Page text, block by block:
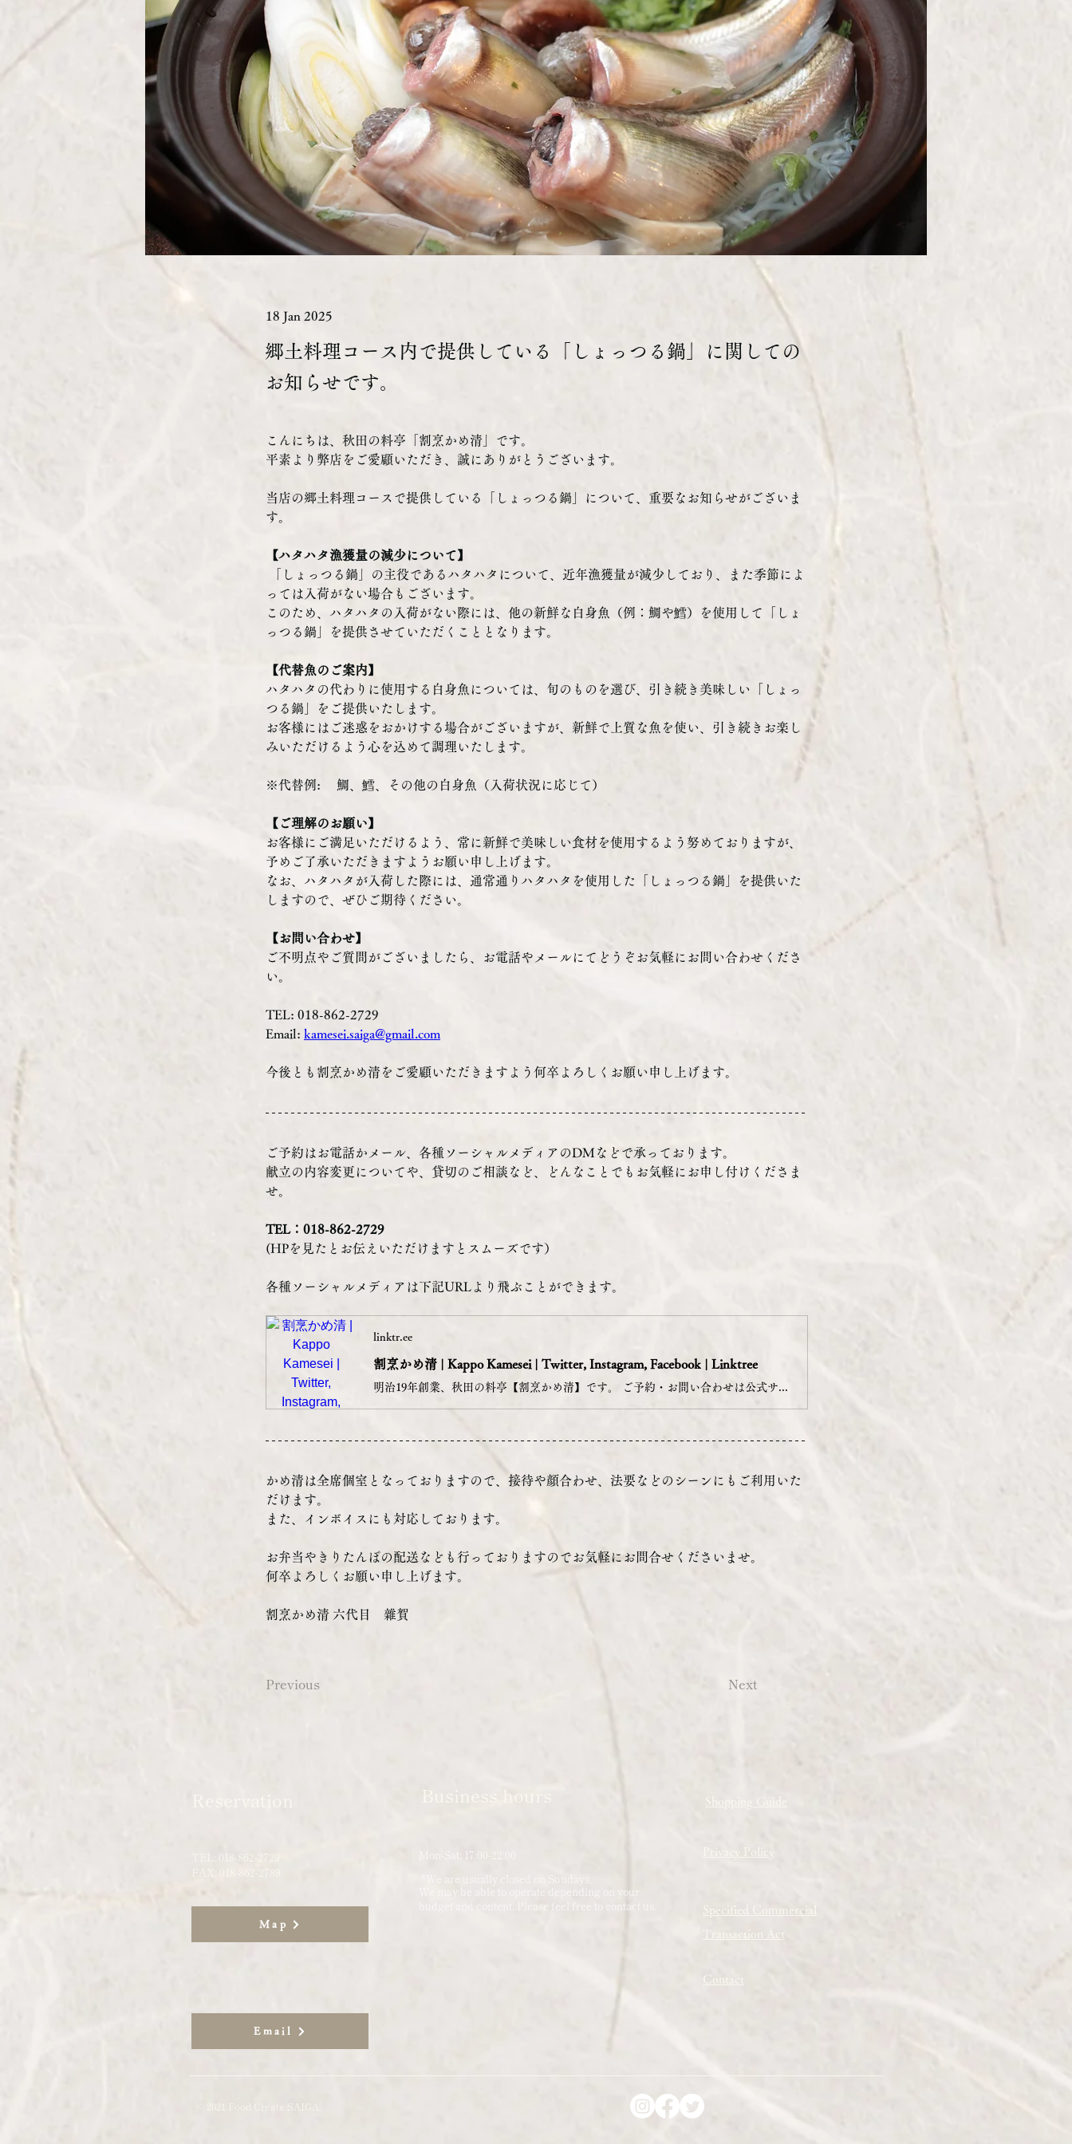
18 Jan 2025
郷土料理コース内で提供している「しょっつる鍋」に関しての
お知らせです。
こんにちは、秋田の料亭「割烹かめ清」です。
平素より弊店をご愛顧いただき、誠にありがとうございます。
当店の郷土料理コースで提供している「しょっつる鍋」について、重要なお知らせがございま
す。
【ハタハタ漁獲量の減少について】
っては入荷がない場合もございます。
このため、ハタハタの入荷がない際には、他の新鮮な白身魚（例：鯛や鱈）を使用して「しょ
っつる鍋」を提供させていただくこととなります。
【代替魚のご案内】
ハタハタの代わりに使用する白身魚については、旬のものを選び、引き続き美味しい「しょっ
つる鍋」をご提供いたします。
お客様にはご迷惑をおかけする場合がございますが、新鮮で上質な魚を使い、引き続きお楽し
みいただけるよう心を込めて調理いたします。
※代替例:　 鯛、鱈、その他の白身魚（入荷状況に応じて）
【ご理解のお願い】
お客様にご満足いただけるよう、常に新鮮で美味しい食材を使用するよう努めておりますが、
予めご了承いただきますようお願い申し上げます。
なお、ハタハタが入荷した際には、通常通りハタハタを使用した「しょっつる鍋」を提供いた
しますので、ぜひご期待ください。
【お問い合わせ】
ご不明点やご質問がございましたら、お電話やメールにてどうぞお気軽にお問い合わせくださ
い。
TEL: 018-862-2729
Email: kamesei.saiga@gmail.com
今後とも割烹かめ清をご愛顧いただきますよう何卒よろしくお願い申し上げます。
ご予約はお電話かメール、各種ソーシャルメディアのDMなどで承っております。
献立の内容変更についてや、貸切のご相談など、どんなことでもお気軽にお申し付けくださま
せ。
TEL：018-862-2729
(HPを見たとお伝えいただけますとスムーズです）
各種ソーシャルメディアは下記URLより飛ぶことができます。
linktr.ee
割烹かめ清 | Kappo Kamesei | Twitter, Instagram, Facebook | Linktree
明治19年創業、秋田の料亭【割烹かめ清】です。 ご予約・お問い合わせは公式サイトかDMよりお願いいたします。
かめ清は全席個室となっておりますので、接待や顔合わせ、法要などのシーンにもご利用いた
だけます。
また、インボイスにも対応しております。
お弁当やきりたんぽの配送なども行っておりますのでお気軽にお問合せくださいませ。
何卒よろしくお願い申し上げます。
割烹かめ清 六代目　雜賀
Previous Next
Map
Email
​Business hours
Mon-Sat: 17:00-22:00
​​ *We are usually closed on Sundays,
We may be able to operate depending on your
​ Please feel free to contact us.
Privacy Policy
Specified Commercial
Transaction Act
Contact
© 2021 Food Create SAIGA.